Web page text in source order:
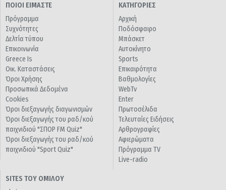
ΠΟΙΟΙ ΕΙΜΑΣΤΕ
Πρόγραμμα
Συχνότητες
Δελτία τύπου
Επικοινωνία
Greece Is
Οικ. Καταστάσεις
Όροι Χρήσης
Προσωπικά Δεδομένα
Cookies
Όροι διεξαγωγής διαγωνισμών
Όροι διεξαγωγής του ραδ/κού
παιχνιδιού "ΣΠΟΡ FM Quiz"
Όροι διεξαγωγής του ραδ/κού
παιχνιδιού "Sport Quiz"
ΚΑΤΗΓΟΡΙΕΣ
Αρχική
Ποδόσφαιρο
Μπάσκετ
Αυτοκίνητο
Sports
Επικαιρότητα
Βαθμολογίες
WebTv
Enter
Πρωτοσέλιδα
Τελευταίες Ειδήσεις
Αρθρογραφίες
Αφιερώματα
Πρόγραμμα TV
Live-radio
SITES ΤΟΥ ΟΜΙΛΟΥ